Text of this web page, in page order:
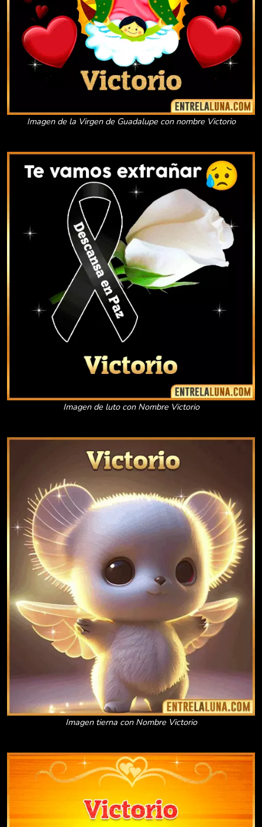
Imagen de la Virgen de Guadalupe con nombre Victorio
Imagen de luto con Nombre Victorio
Imagen tierna con Nombre Victorio